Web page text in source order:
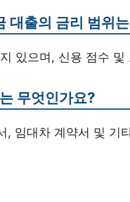
대출의 금리 범위
있으며, 신용 점수
무엇인가요?
임대차 계약서 및 기